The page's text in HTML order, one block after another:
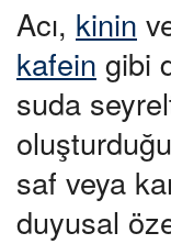
Acı, kinin
kafein gibi
suda
saf veya
duyusal